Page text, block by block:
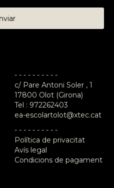
- - - - - - - - - -
c/ Pare Antoni Soler , 1
17800 Olot (Girona)
Tel : 972262403
ea-escolartolot@xtec.cat
- - - - - - - - - -
Política de privacitat
Avís legal
Condicions de pagament